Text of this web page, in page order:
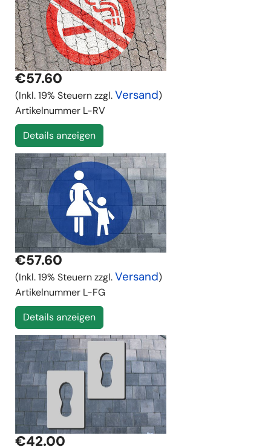
€57.60
(Inkl. 19% Steuern zzgl.Versand)
Artikelnummer L-RV
Details anzeigen
€57.60
(Inkl. 19% Steuern zzgl.Versand)
Artikelnummer L-FG
Details anzeigen
€42.00